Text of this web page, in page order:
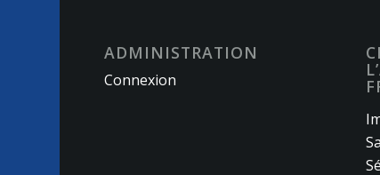
ADMINISTRATION
Connexion